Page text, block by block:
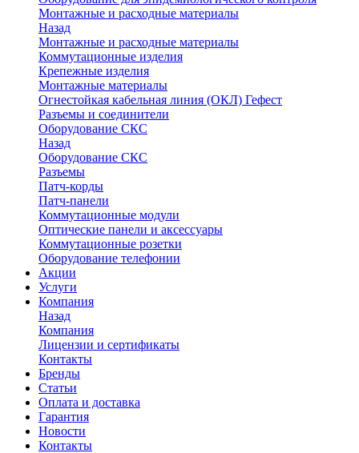
Монтажные и расходные материалы
Назад
Монтажные и расходные материалы
Коммутационные изделия
Крепежные изделия
Монтажные материалы
Огнестойкая кабельная линия (ОКЛ) Гефест
Разъемы и соединители
Оборудование СКС
Назад
Оборудование СКС
Разъемы
Патч-корды
Патч-панели
Коммутационные модули
Оптические панели и аксессуары
Коммутационные розетки
Оборудование телефонии
Акции
Услуги
Компания
Назад
Компания
Лицензии и сертификаты
Контакты
Бренды
Статьи
Оплата и доставка
Гарантия
Новости
Контакты